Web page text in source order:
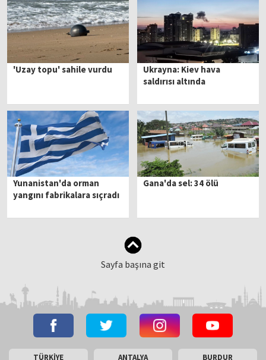
'Uzay topu' sahile vurdu
Ukrayna: Kiev hava
saldırısı altında
Yunanistan'da orman
yangını fabrikalara sıçradı
Gana'da sel: 34 ölü
Sayfa başına git
TÜRKİYE ANTALYA BURDUR